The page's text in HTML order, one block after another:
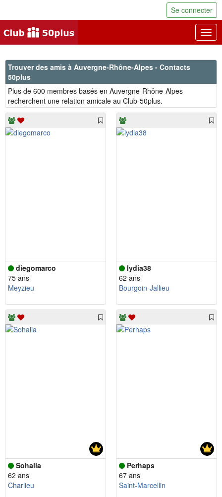
Se connecter
Trouver des amis à Auvergne-Rhône-Alpes - Contacts
50plus
Plus de 600 membres basés en Auvergne-Rhône-Alpes
recherchent une relation amicale au Club-50plus.
diegomarco
75 ans
Meyzieu
lydia38
62 ans
Bourgoin-Jallieu
Sohalia
62 ans
Charlieu
Perhaps
67 ans
Saint-Marcellin